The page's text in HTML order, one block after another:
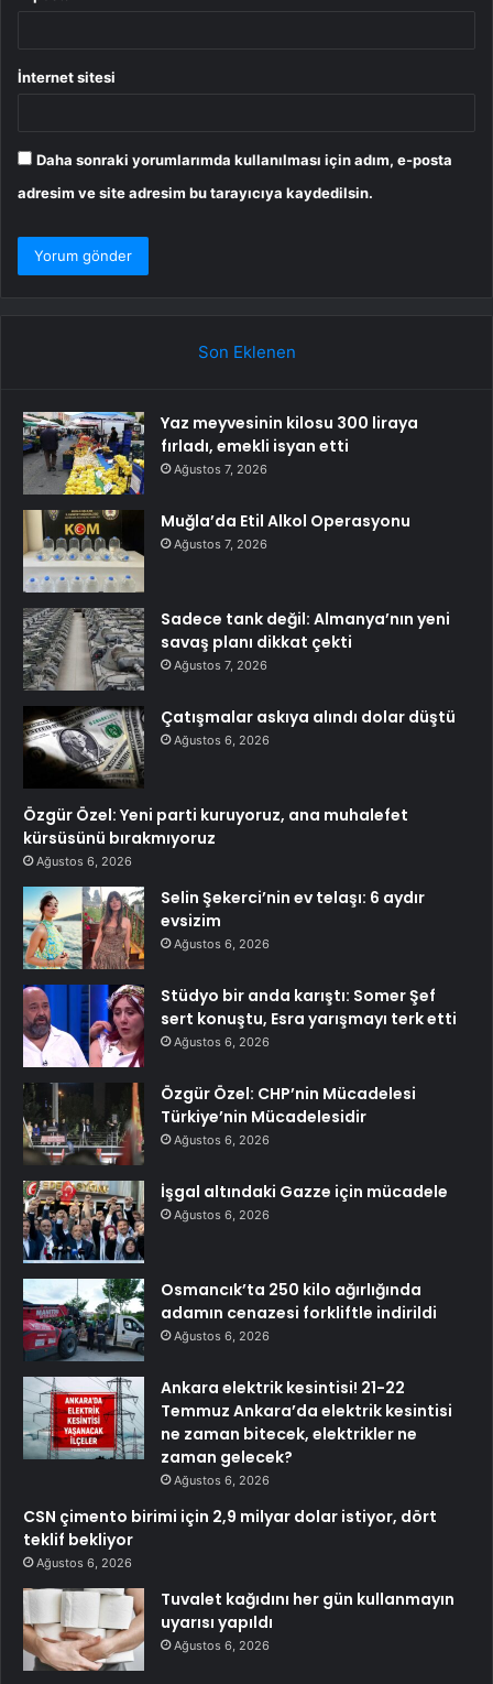
İnternet sitesi
Daha sonraki yorumlarımda kullanılması için adım, e-posta
adresim ve site adresim bu tarayıcıya kaydedilsin.
Son Eklenen
Yaz meyvesinin kilosu 300 liraya
fırladı, emekli isyan etti
Ağustos 7, 2026
Muğla’da Etil Alkol Operasyonu
Ağustos 7, 2026
Sadece tank değil: Almanya’nın yeni
savaş planı dikkat çekti
Ağustos 7, 2026
Çatışmalar askıya alındı dolar düştü
Ağustos 6, 2026
Özgür Özel: Yeni parti kuruyoruz, ana muhalefet
kürsüsünü bırakmıyoruz
Ağustos 6, 2026
Selin Şekerci’nin ev telaşı: 6 aydır
evsizim
Ağustos 6, 2026
Stüdyo bir anda karıştı: Somer Şef
sert konuştu, Esra yarışmayı terk etti
Ağustos 6, 2026
Özgür Özel: CHP’nin Mücadelesi
Türkiye’nin Mücadelesidir
Ağustos 6, 2026
İşgal altındaki Gazze için mücadele
Ağustos 6, 2026
Osmancık’ta 250 kilo ağırlığında
adamın cenazesi forkliftle indirildi
Ağustos 6, 2026
Ankara elektrik kesintisi! 21-22
Temmuz Ankara’da elektrik kesintisi
ne zaman bitecek, elektrikler ne
zaman gelecek?
Ağustos 6, 2026
CSN çimento birimi için 2,9 milyar dolar istiyor, dört
teklif bekliyor
Ağustos 6, 2026
Tuvalet kağıdını her gün kullanmayın
uyarısı yapıldı
Ağustos 6, 2026